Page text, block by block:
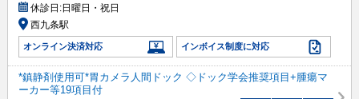
休診日:日曜日・祝日
西九条駅
オンライン決済対応 インボイス制度に対応
*鎮静剤使用可*胃カメラ人間ドック ◇ドック学会推奨項目+腫瘍マ
ーカー等19項目付